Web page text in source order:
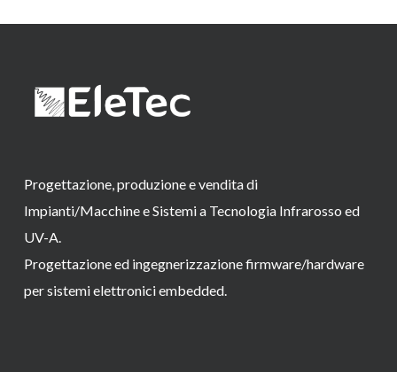
Progettazione, produzione e vendita di
Impianti/Macchine e Sistemi a Tecnologia Infrarosso ed
UV-A.
Progettazione ed ingegnerizzazione firmware/hardware
per sistemi elettronici embedded.